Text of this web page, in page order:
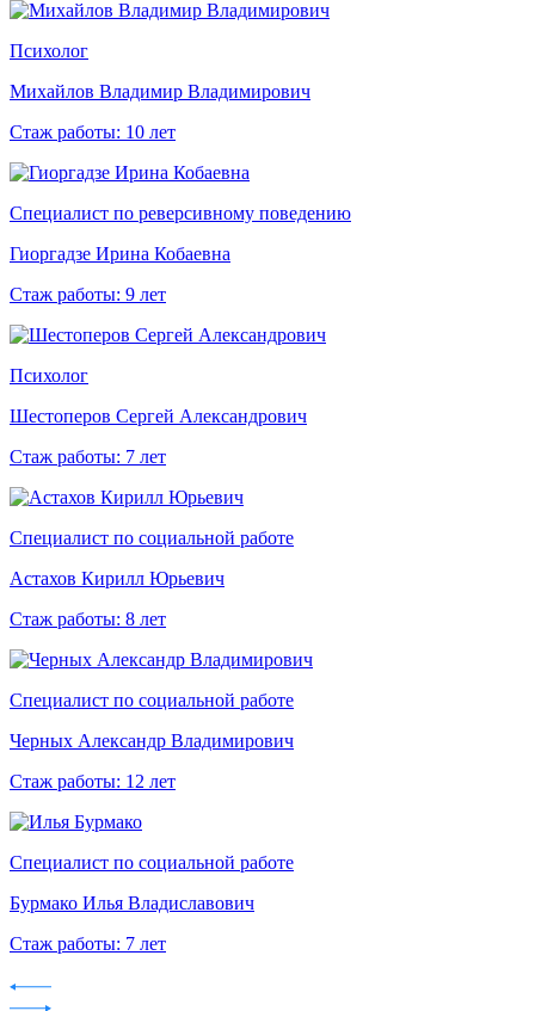
Психолог
Михайлов Владимир Владимирович
Стаж работы: 10 лет
Cпециалист по реверсивному поведению
Гиоргадзе Ирина Кобаевна
Стаж работы: 9 лет
Психолог
Шестоперов Сергей Александрович
Стаж работы: 7 лет
Специалист по социальной работе
Астахов Кирилл Юрьевич
Стаж работы: 8 лет
Специалист по социальной работе
Черных Александр Владимирович
Стаж работы: 12 лет
Специалист по социальной работе
Бурмако Илья Владиславович
Стаж работы: 7 лет